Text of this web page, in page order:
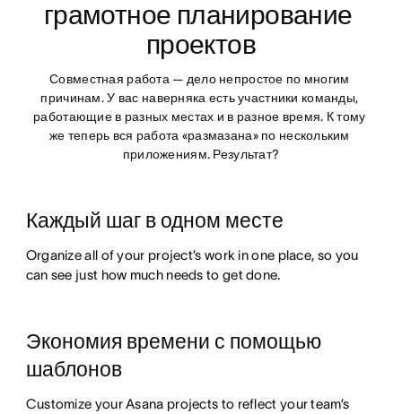
грамотное планирование
проектов
Совместная работа — дело непростое по многим
причинам. У вас наверняка есть участники команды,
работающие в разных местах и в разное время. К тому
же теперь вся работа «размазана» по нескольким
приложениям. Результат?
Каждый шаг в одном месте
Organize all of your project’s work in one place, so you
can see just how much needs to get done.
Экономия времени с помощью
шаблонов
Customize your Asana projects to reflect your team’s